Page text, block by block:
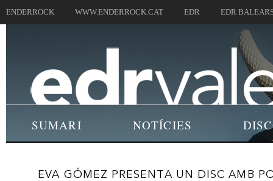
ENDERROCK WWW.ENDERROCK.CAT EDR EDR
SUMARI NOTÍCIES
EVA GÓMEZ PRESENTA UN DISC AMB